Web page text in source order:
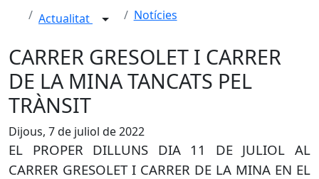
Actualitat Notícies
CARRER GRESOLET I CARRER
DE LA MINA TANCATS PEL
TRÀNSIT
Dijous, 7 de juliol de 2022
EL PROPER DILLUNS DIA 11 DE JULIOL AL
CARRER GRESOLET I CARRER DE LA MINA EN EL